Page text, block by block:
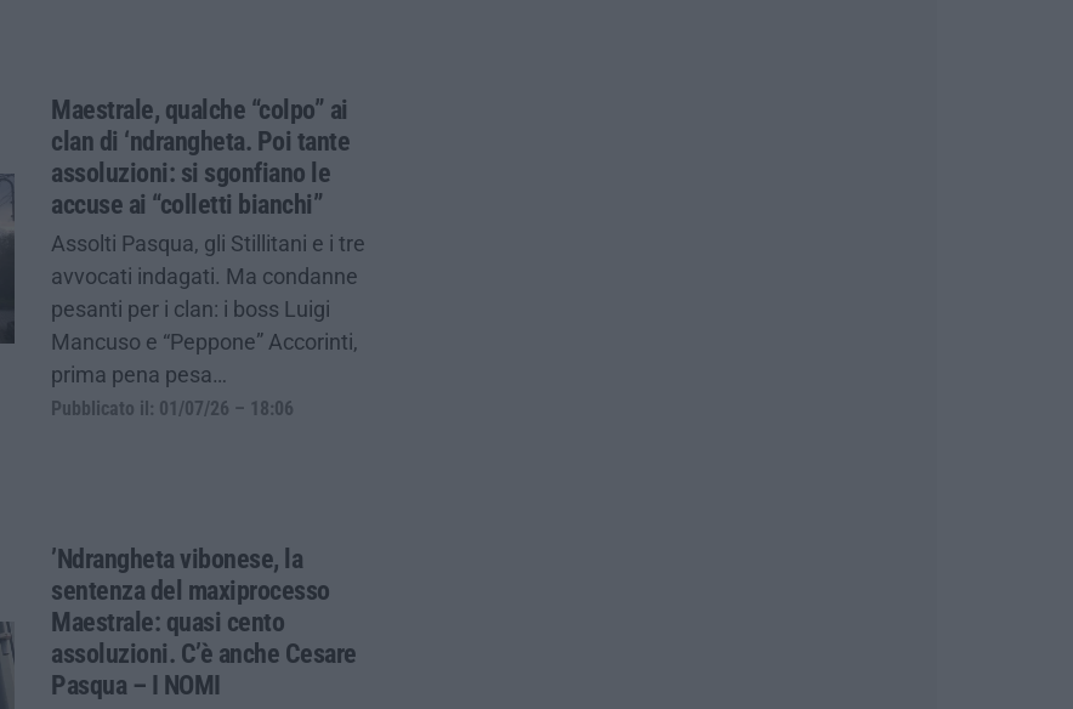
Maestrale, qualche “colpo” ai
clan di ‘ndrangheta. Poi tante
assoluzioni: si sgonfiano le
accuse ai “colletti bianchi”
Assolti Pasqua, gli Stillitani e i tre
avvocati indagati. Ma condanne
pesanti per i clan: i boss Luigi
Mancuso e “Peppone” Accorinti,
prima pena pesa…
Pubblicato il: 01/07/26 – 18:06
’Ndrangheta vibonese, la
sentenza del maxiprocesso
Maestrale: quasi cento
assoluzioni. C’è anche Cesare
Pasqua – I NOMI